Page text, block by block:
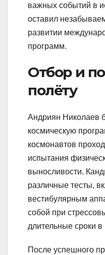
важных событий в
оставил
развитии
программ.
Отбор и
полёту
Андриян Николаев
космическую
космонавтов
испытания
выносливости.
различные тесты,
вестибулярным
собой при
длительные сроки в
После успешного